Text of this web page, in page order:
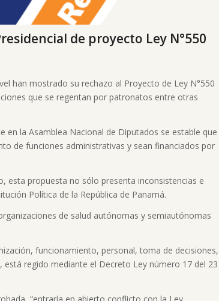
de proyecto Ley N°550
han mostrado su rechazo al Proyecto de Ley N°550
que se regentan por patronatos entre otras
la Asamblea Nacional de Diputados se estable que
de funciones administrativas y sean financiados por
esta propuesta no sólo presenta inconsistencias e
Política de la República de Panamá.
de salud autónomas y semiautónomas
funcionamiento, personal, toma de decisiones,
regido mediante el Decreto Ley número 17 del 23